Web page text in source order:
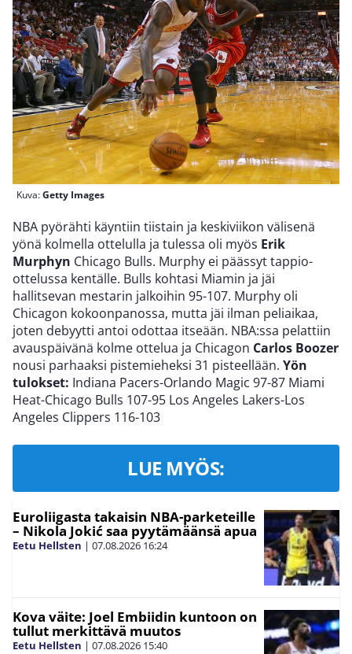
Kuva:Getty Images
NBA pyörähti käyntiin tiistain ja keskiviikon välisenä
yönä kolmella ottelulla ja tulessa oli myös Erik
Murphyn Chicago Bulls. Murphy ei päässyt tappio-
ottelussa kentälle. Bulls kohtasi Miamin ja jäi
hallitsevan mestarin jalkoihin 95-107. Murphy oli
Chicagon kokoonpanossa, mutta jäi ilman peliaikaa,
joten debyytti antoi odottaa itseään. NBA:ssa pelattiin
avauspäivänä kolme ottelua ja Chicagon Carlos Boozer
nousi parhaaksi pistemieheksi 31 pisteellään. Yön
tulokset: Indiana Pacers-Orlando Magic 97-87 Miami
Heat-Chicago Bulls 107-95 Los Angeles Lakers-Los
Angeles Clippers 116-103
LUE MYÖS:
Euroliigasta takaisin NBA-parketeille
– Nikola Jokić saa pyytämäänsä apua
Eetu Hellsten | 07.08.2026 16:24
Kova väite: Joel Embiidin kuntoon on
tullut merkittävä muutos
Eetu Hellsten | 07.08.2026 15:40